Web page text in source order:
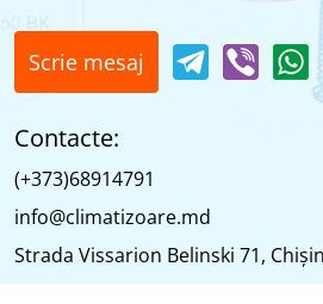
Scrie mesaj
Contacte:
(+373)68914791
info@climatizoare.md
Strada Vissarion Belinski 71,